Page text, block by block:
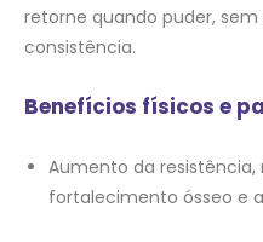
retorne quando puder,
consistência.
Benefícios físicos e
Aumento da
fortalecimento ósseo e